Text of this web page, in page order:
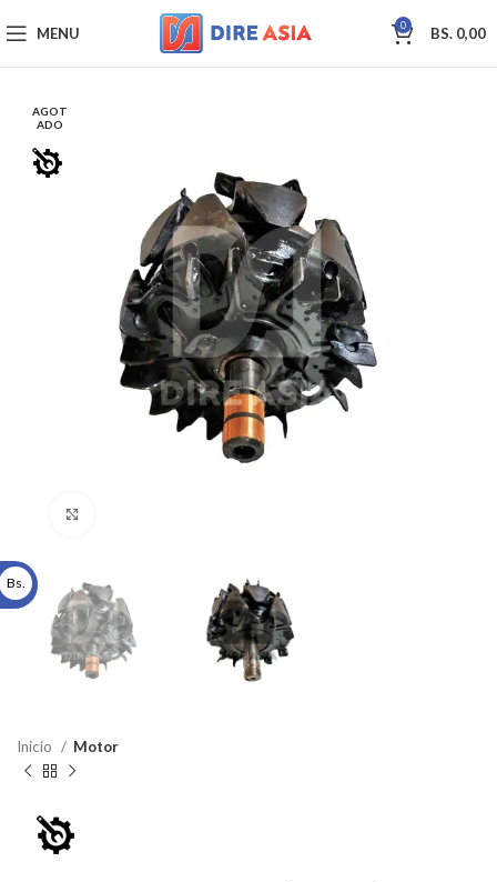
MENU 0 BS. 0,00
AGOT
ADO
Inicio Motor
Bs.